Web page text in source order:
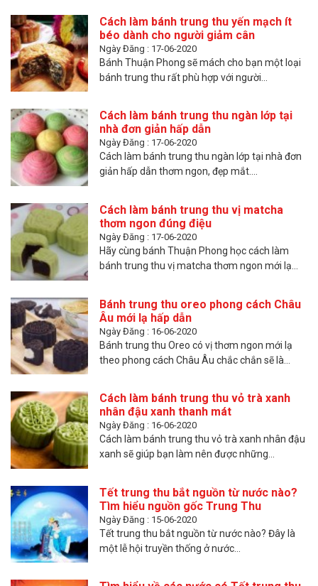
Cách làm bánh trung thu yến mạch ít
béo dành cho người giảm cân
Ngày Đăng : 17-06-2020
Bánh Thuận Phong sẽ mách cho bạn một loại
bánh trung thu rất phù hợp với người...
Cách làm bánh trung thu ngàn lớp tại
nhà đơn giản hấp dẫn
Ngày Đăng : 17-06-2020
Cách làm bánh trung thu ngàn lớp tại nhà đơn
giản hấp dẫn thơm ngon, đẹp mắt....
Cách làm bánh trung thu vị matcha
thơm ngon đúng điệu
Ngày Đăng : 17-06-2020
Hãy cùng bánh Thuận Phong học cách làm
bánh trung thu vị matcha thơm ngon mới lạ...
Bánh trung thu oreo phong cách Châu
Âu mới lạ hấp dẫn
Ngày Đăng : 16-06-2020
Bánh trung thu Oreo có vị thơm ngon mới lạ
theo phong cách Châu Âu chắc chắn sẽ là...
Cách làm bánh trung thu vỏ trà xanh
nhân đậu xanh thanh mát
Ngày Đăng : 16-06-2020
Cách làm bánh trung thu vỏ trà xanh nhân đậu
xanh sẽ giúp bạn làm nên được những...
Tết trung thu bắt nguồn từ nước nào?
Tìm hiểu nguồn gốc Trung Thu
Ngày Đăng : 15-06-2020
Tết trung thu bắt nguồn từ nước nào? Đây là
một lễ hội truyền thống ở nước...